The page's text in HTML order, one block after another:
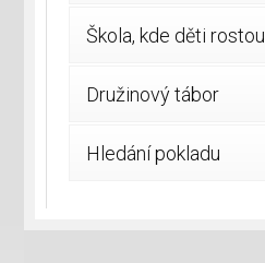
Škola, kde děti rostou
Družinový tábor
Hledání pokladu